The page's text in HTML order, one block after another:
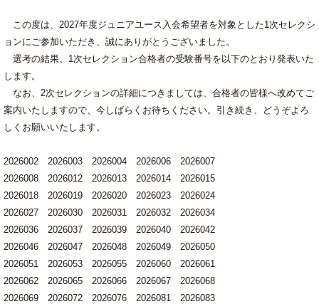
この度は、2027年度ジュニアユース入会希望者を対象とした1次セレクシ
ョンにご参加いただき、誠にありがとうございました。
選考の結果、1次セレクション合格者の受験番号を以下のとおり発表いた
します。
なお、2次セレクションの詳細につきましては、合格者の皆様へ改めてご
案内いたしますので、今しばらくお待ちください。引き続き、どうぞよろ
しくお願いいたします。
2026002 2026003 2026004 2026006 2026007
2026008 2026012 2026013 2026014 2026015
2026018 2026019 2026020 2026023 2026024
2026027 2026030 2026031 2026032 2026034
2026036 2026037 2026039 2026040 2026042
2026046 2026047 2026048 2026049 2026050
2026051 2026053 2026055 2026060 2026061
2026062 2026065 2026066 2026067 2026068
2026069 2026072 2026076 2026081 2026083